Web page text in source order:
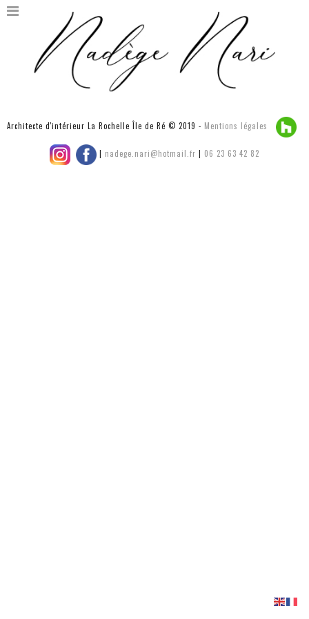
Architecte d'intérieur La Rochelle Île de Ré © 2019 - Mentions légales
| nadege.nari@hotmail.fr | 06 23 63 42 82